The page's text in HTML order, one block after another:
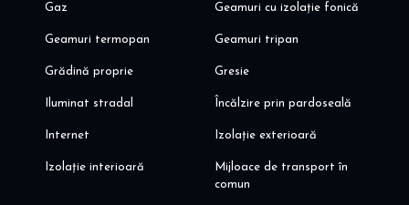
Gaz Geamuri cu izolație fonică
Geamuri termopan Geamuri tripan
Grădină proprie Gresie
Iluminat stradal Încălzire prin pardoseală
Internet Izolație exterioară
Izolație interioară
Mijloace de transport în
comun